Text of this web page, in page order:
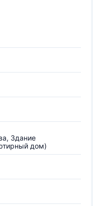
Здание
дом)